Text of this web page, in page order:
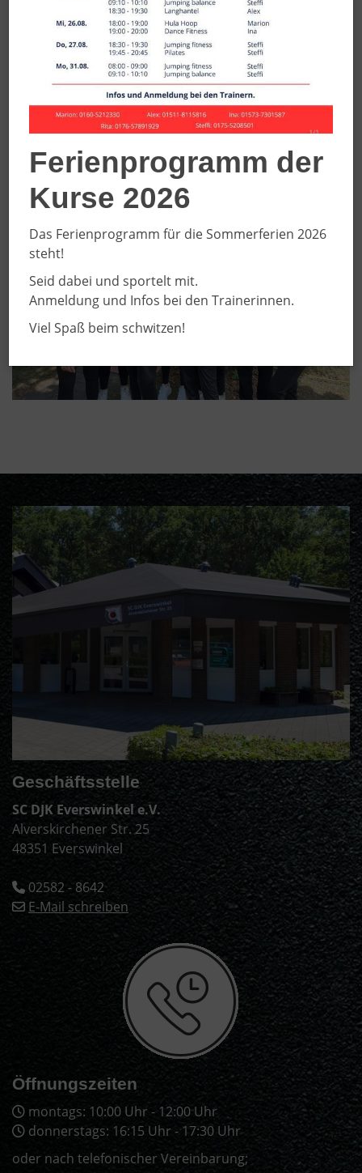
also kommt einfach mal vorbei, macht mit und
überzeugt Euch selbst.
Wir freuen uns auf Euch!
eXtra ab 16 Jahre
Geschäftsstelle
SC DJK Everswinkel e.V.
Alverskirchener Str. 25
48351 Everswinkel
02582 - 8642
E-Mail schreiben
Öffnungszeiten
montags: 10:00 Uhr - 12:00 Uhr
donnerstags: 16:15 Uhr - 17:30 Uhr
oder nach telefonischer Vereinbarung;
Ferienprogramm der
Kurse 2026
Das Ferienprogramm für die Sommerferien 2026
steht!
Seid dabei und sportelt mit.
Anmeldung und Infos bei den Trainerinnen.
Viel Spaß beim schwitzen!